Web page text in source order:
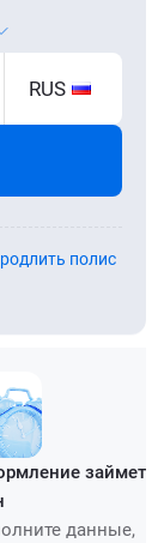
RUS
полис
займет
данные,